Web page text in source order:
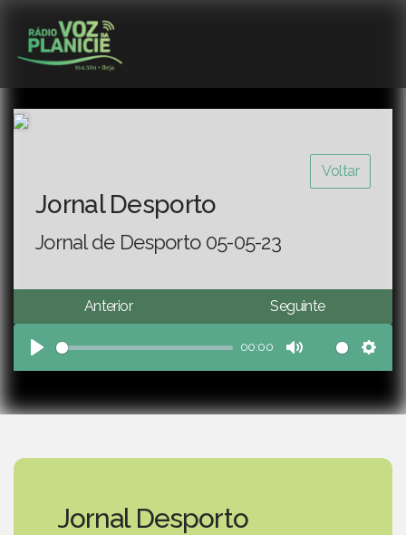
Voltar
Jornal Desporto
Jornal de Desporto 05-05-23
Anterior Seguinte
Play
00:00
Mute
Jornal Desporto